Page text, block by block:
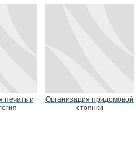
печать и
Организация придомовой
стоянки